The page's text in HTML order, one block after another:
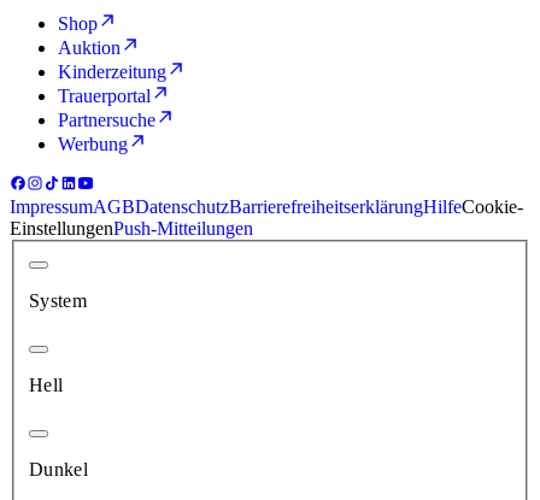
Shop
Auktion
Kinderzeitung
Trauerportal
Partnersuche
Werbung
ImpressumAGBDatenschutzBarrierefreiheitserklärungHilfeCookie-
EinstellungenPush-Mitteilungen
System
Hell
Dunkel